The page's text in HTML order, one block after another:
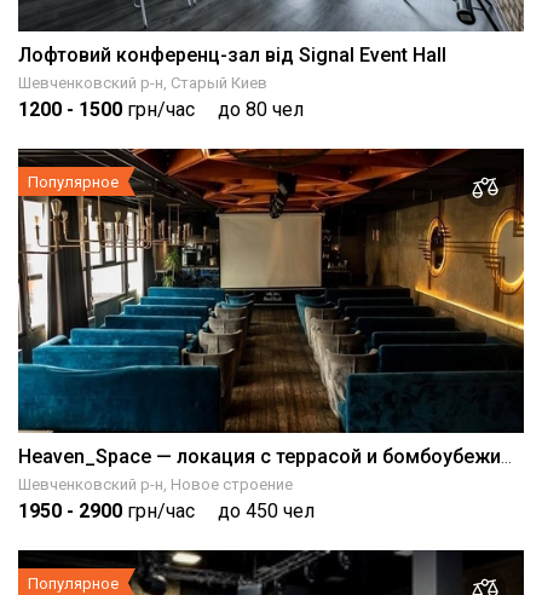
Лофтовий конференц-зал від Signal Event Hall
Шевченковский р-н, Старый Киев
1200 - 1500 грн/час до 80 чел
Популярное
Шевченковский р-н, Новое строение
1950 - 2900 грн/час до 450 чел
Популярное